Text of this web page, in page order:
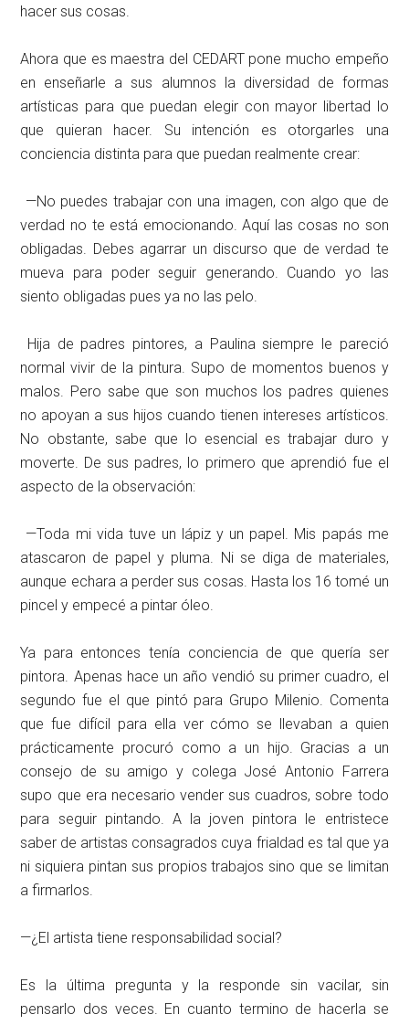
hacer sus cosas.
Ahora que es maestra del CEDART pone mucho empeño
en enseñarle a sus alumnos la diversidad de formas
artísticas para que puedan elegir con mayor libertad lo
que quieran hacer. Su intención es otorgarles una
conciencia distinta para que puedan realmente crear:
—No puedes trabajar con una imagen, con algo que de
verdad no te está emocionando. Aquí las cosas no son
obligadas. Debes agarrar un discurso que de verdad te
mueva para poder seguir generando. Cuando yo las
siento obligadas pues ya no las pelo.
Hija de padres pintores, a Paulina siempre le pareció
normal vivir de la pintura. Supo de momentos buenos y
malos. Pero sabe que son muchos los padres quienes
no apoyan a sus hijos cuando tienen intereses artísticos.
No obstante, sabe que lo esencial es trabajar duro y
moverte. De sus padres, lo primero que aprendió fue el
aspecto de la observación:
—Toda mi vida tuve un lápiz y un papel. Mis papás me
atascaron de papel y pluma. Ni se diga de materiales,
aunque echara a perder sus cosas. Hasta los 16 tomé un
pincel y empecé a pintar óleo.
Ya para entonces tenía conciencia de que quería ser
pintora. Apenas hace un año vendió su primer cuadro, el
segundo fue el que pintó para Grupo Milenio. Comenta
que fue difícil para ella ver cómo se llevaban a quien
prácticamente procuró como a un hijo. Gracias a un
consejo de su amigo y colega José Antonio Farrera
supo que era necesario vender sus cuadros, sobre todo
para seguir pintando. A la joven pintora le entristece
saber de artistas consagrados cuya frialdad es tal que ya
ni siquiera pintan sus propios trabajos sino que se limitan
a firmarlos.
—¿El artista tiene responsabilidad social?
Es la última pregunta y la responde sin vacilar, sin
pensarlo dos veces. En cuanto termino de hacerla se